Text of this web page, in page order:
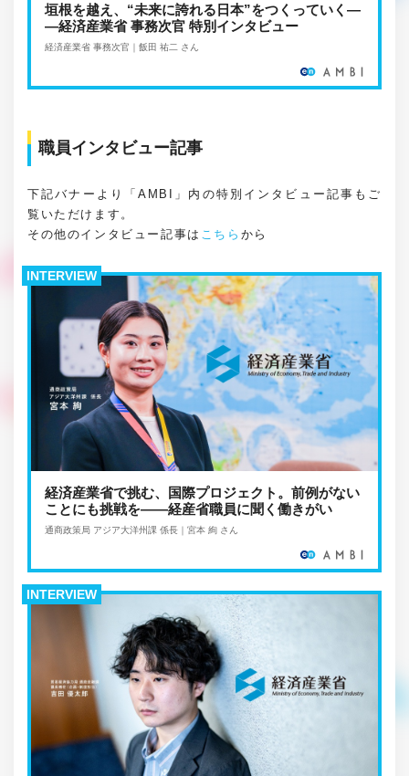
垣根を越え、“未来に誇れる日本”をつくっていく―
―経済産業省 事務次官 特別インタビュー
経済産業省 事務次官｜飯田 祐二 さん
職員インタビュー記事
下記バナーより「AMBI」内の特別インタビュー記事もご
覧いただけます。
その他のインタビュー記事は こちら から
INTERVIEW
経済産業省で挑む、国際プロジェクト。前例がない
ことにも挑戦を――経産省職員に聞く働きがい
通商政策局 アジア大洋州課 係長｜宮本 絢 さん
INTERVIEW